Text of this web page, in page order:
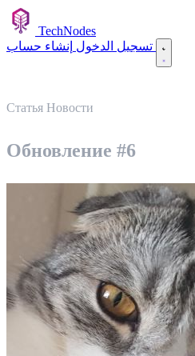
TechNodes
تسجيل الدخول
Статья Новости
Обновление #6